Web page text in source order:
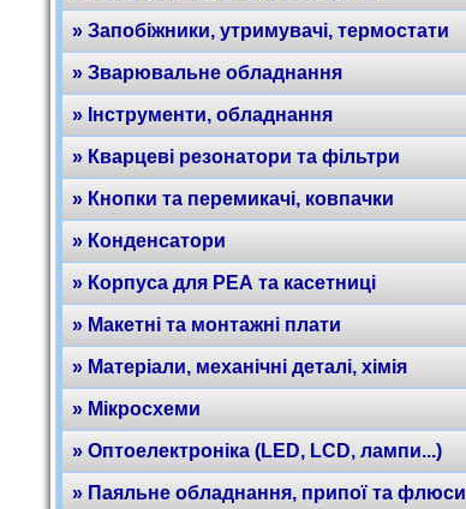
» Запобіжники, утримувачі, термостати
» Зварювальне обладнання
» Інструменти, обладнання
» Кварцеві резонатори та фільтри
» Кнопки та перемикачі, ковпачки
» Конденсатори
» Корпуса для РЕА та касетниці
» Макетні та монтажні плати
» Матеріали, механічні деталі, хімія
» Мікросхеми
» Оптоелектроніка (LED, LCD, лампи...)
» Паяльне обладнання, припої та флюси